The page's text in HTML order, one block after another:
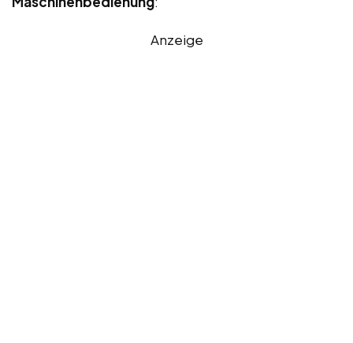
Anzeige